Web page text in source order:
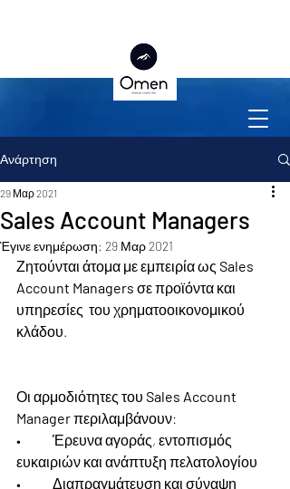
Ανάρτηση
Sales Account Managers
29 Μαρ 2021
Έγινε ενημέρωση: 29 Μαρ 2021
Ζητούνται άτομα με εμπειρία ως Sales
Account Managers σε προϊόντα και
υπηρεσίες  του χρηματοοικονομικού
κλάδου.
Οι αρμοδιότητες του Sales Account
Manager περιλαμβάνουν:
•	Έρευνα αγοράς, εντοπισμός
ευκαιριών και ανάπτυξη πελατολογίου
• 	Διαπραγμάτευση και σύναψη